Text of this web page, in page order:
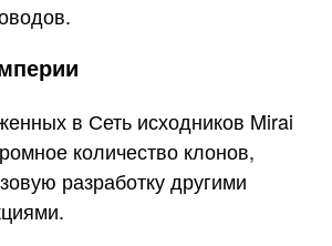
в Сеть исходников Mirai
количество клонов,
разработку другими